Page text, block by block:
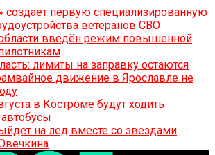
создает первую специализированную
ветеранов СВО
введён режим повышенной
лимиты на заправку остаются
движение в Ярославле не
в Костроме будут ходить
на лед вместе со звездами